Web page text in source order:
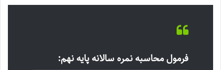
فرمول محاسبه نمره سالانه پایه نهم: